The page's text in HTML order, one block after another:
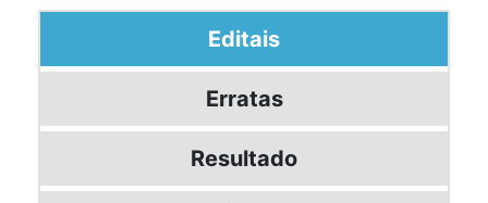
Editais
Erratas
Resultado